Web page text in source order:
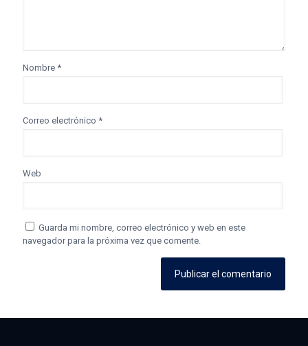
Nombre *
Correo electrónico *
Web
Guarda mi nombre, correo electrónico y web en este
navegador para la próxima vez que comente.